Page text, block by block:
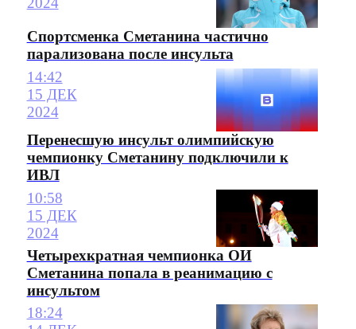
Спортсменка Сметанина частично
парализована после инсульта
14:42
15 ДЕК
2024
Перенесшую инсульт олимпийскую
чемпионку Сметанину подключили к
ИВЛ
10:58
15 ДЕК
2024
Четырехкратная чемпионка ОИ
Сметанина попала в реанимацию с
инсультом
18:24